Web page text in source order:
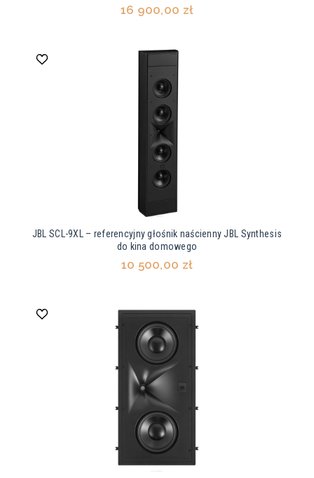
16 900,00 zł
JBL SCL-9XL – referencyjny głośnik naścienny JBL Synthesis
do kina domowego
10 500,00 zł